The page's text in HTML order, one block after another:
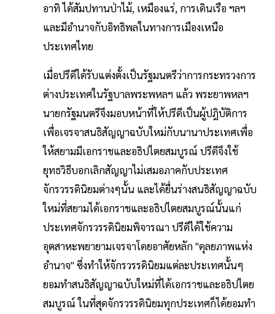
อาทิ ได้สัมปทานป่าไม้, เหมืองแร่, การเดินเรือ ฯลฯ
และมีอำนาจกับอิทธิพลในทางการเมืองเหนือ
ประเทศไทย
เมื่อปรีดีได้รับแต่งตั้งเป็นรัฐมนตรีว่าการกระทรวงการ
ต่างประเทศในรัฐบาลพระพหลฯ แล้ว พระยาพหลฯ
นายกรัฐมนตรีจึงมอบหน้าที่ให้ปรีดีเป็นผู้ปฎิบัติการ
เพื่อเจรจาสนธิสัญญาฉบับใหม่กับนานาประเทศเพื่อ
ให้สยามมีเอกราชและอธิปไตยสมบูรณ์ ปรีดีจึงใช้
ยุทธวิธีบอกเลิกสัญญาไม่เสมอภาคกับประเทศ
จักรวรรดินิยมต่างๆนั้น และได้ยื่นร่างสนธิสัญญาฉบับ
ใหม่ที่สยามได้เอกราชและอธิปไตยสมบูรณ์นั้นแก่
ประเทศจักรวรรดินิยมพิจารณา ปรีดีได้ใช้ความ
อุตสาหะพยายามเจรจาโดยอาศัยหลัก "ดุลยภาพแห่ง
อำนาจ" ซึ่งทำให้จักรวรรดินิยมแต่ละประเทศนั้นๆ
ยอมทำสนธิสัญญาฉบับใหม่ที่ได้เอกราชและอธิปไตย
สมบูรณ์ ในที่สุดจักรวรรดินิยมทุกประเทศก็ได้ยอมทำ